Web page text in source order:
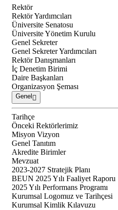
Rektör
Rektör Yardımcıları
Üniversite Senatosu
Üniversite Yönetim Kurulu
Genel Sekreter
Genel Sekreter Yardımcıları
Rektör Danışmanları
İç Denetim Birimi
Daire Başkanları
Organizasyon Şeması
Genel
Tarihçe
Önceki Rektörlerimiz
Misyon Vizyon
Genel Tanıtım
Akredite Birimler
Mevzuat
2023-2027 Stratejik Planı
BEUN 2025 Yılı Faaliyet Raporu
2025 Yılı Performans Programı
Kurumsal Logomuz ve Tarihçesi
Kurumsal Kimlik Kılavuzu